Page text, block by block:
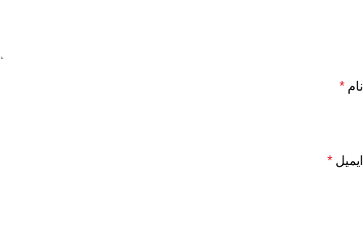
نام *
ایمیل *